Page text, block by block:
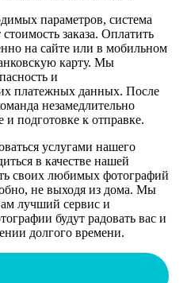
параметров, система
заказа. Оплатить
на сайте или в мобильном
карту. Мы
и
платежных данных. После
незамедлительно
и подготовке к отправке.
услугами нашего
в качестве нашей
своих любимых фотографий
не выходя из дома. Мы
лучший сервис и
будут радовать вас и
долгого времени.